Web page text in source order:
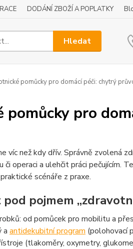
DODÁNÍ ZBOŽÍ A POPLATKY
Hledat
pomůcky pro domácí péči: chytrý
pomůcky pro
víc než kdy dřív. Správně zvolená
či operaci a ulehčit práci pečujícím.
scénáře z praxe.
pojmem
od pomůcek pro mobilitu a
a antidekubitní program (polohovací
(tlakoměry, oxymetry,